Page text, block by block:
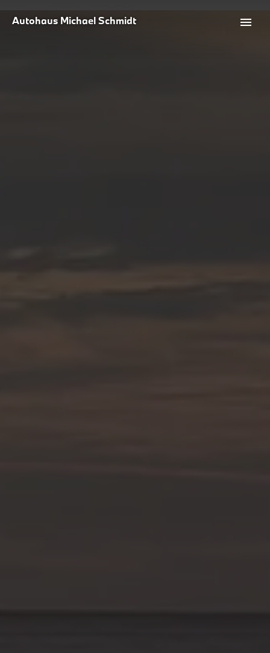
Autohaus Michael Schmidt menu